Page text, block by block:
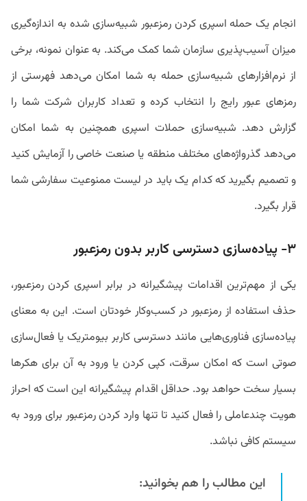
انجام یک حمله اسپری کردن رمزعبور شبیه‌سازی شده به اندازه‌گیری
میزان آسیب‌پذیری سازمان شما کمک می‌کند. به عنوان نمونه، برخی
از نرم‌افزارهای شبیه‌سازی حمله به شما امکان می‌دهد فهرستی از
رمزهای عبور رایج را انتخاب کرده و تعداد کاربران شرکت شما را
گزارش دهد. شبیه‌سازی حملات اسپری همچنین به شما امکان
می‌دهد گذرواژه‌های مختلف منطقه یا صنعت خاصی را آزمایش کنید
و تصمیم بگیرید که کدام یک باید در لیست ممنوعیت سفارشی شما
قرار بگیرد.
۳- پیاده‌سازی دسترسی کاربر بدون رمزعبور
یکی از مهم‌ترین اقدامات پیشگیرانه در برابر اسپری کردن رمزعبور،
حذف استفاده از رمزعبور در کسب‌وکار خودتان است. این به معنای
پیاده‌سازی فناوری‌هایی مانند دسترسی کاربر بیومتریک یا فعال‌سازی
صوتی است که امکان سرقت، کپی کردن یا ورود به آن برای هکرها
بسیار سخت حواهد بود. حداقل اقدام پیشگیرانه این است که احراز
هویت چندعاملی را فعال کنید تا تنها وارد کردن رمزعبور برای ورود به
سیستم کافی نباشد.
این مطالب را هم بخوانید: